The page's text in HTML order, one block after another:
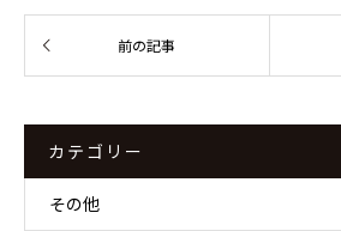
カテゴリー
その他